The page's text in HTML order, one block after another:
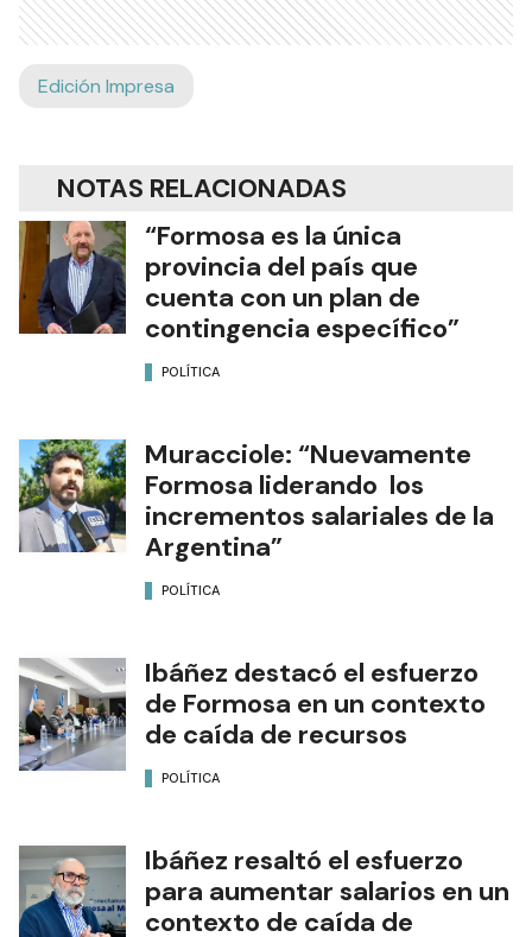
Edición Impresa
NOTAS RELACIONADAS
“Formosa es la única
provincia del país que
cuenta con un plan de
contingencia específico”
POLÍTICA
Muracciole: “Nuevamente
Formosa liderando los
incrementos salariales de la
Argentina”
POLÍTICA
Ibáñez destacó el esfuerzo
de Formosa en un contexto
de caída de recursos
POLÍTICA
Ibáñez resaltó el esfuerzo
para aumentar salarios en un
contexto de caída de